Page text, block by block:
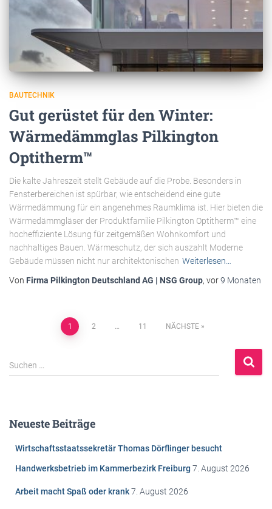
BAUTECHNIK
Gut gerüstet für den Winter:
Wärmedämmglas Pilkington
Optitherm™
Die kalte Jahreszeit stellt Gebäude auf die Probe. Besonders in
Fensterbereichen ist spürbar, wie entscheidend eine gute
Wärmedämmung für ein angenehmes Raumklima ist. Hier bieten die
Wärmedämmgläser der Produktfamilie Pilkington Optitherm™ eine
hocheffiziente Lösung für zeitgemäßen Wohnkomfort und
nachhaltiges Bauen. Wärmeschutz, der sich auszahlt Moderne
Gebäude müssen nicht nur architektonischen Weiterlesen…
Von Firma Pilkington Deutschland AG | NSG Group, vor9 Monaten
Beitragsnavigation
1 2 … 11 NÄCHSTE
S
u
n
Suchen …
Neueste Beiträge
Wirtschaftsstaatssekretär Thomas Dörflinger besucht
Handwerksbetrieb im Kammerbezirk Freiburg 7. August 2026
Arbeit macht Spaß oder krank7. August 2026